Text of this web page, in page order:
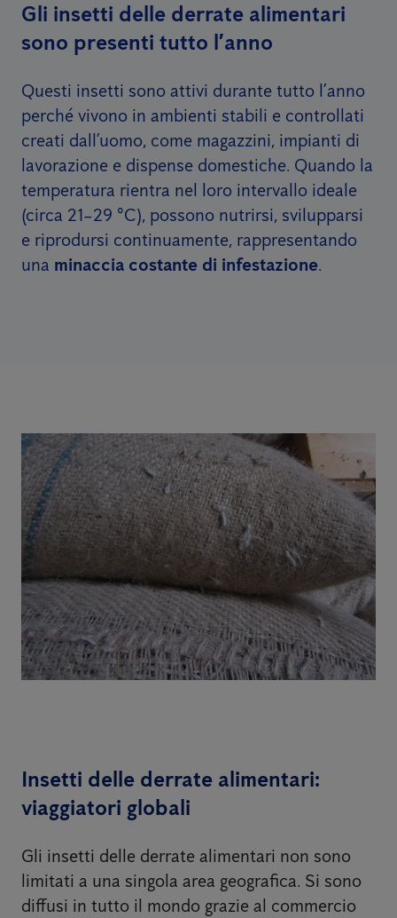
Gli insetti delle derrate alimentari
sono presenti tutto l’anno
Questi insetti sono attivi durante tutto l’anno
perché vivono in ambienti stabili e controllati
creati dall’uomo, come magazzini, impianti di
lavorazione e dispense domestiche. Quando la
temperatura rientra nel loro intervallo ideale
(circa 21–29 °C), possono nutrirsi, svilupparsi
e riprodursi continuamente, rappresentando
una minaccia costante di infestazione.
Insetti delle derrate alimentari:
viaggiatori globali
Gli insetti delle derrate alimentari non sono
limitati a una singola area geografica. Si sono
diffusi in tutto il mondo grazie al commercio